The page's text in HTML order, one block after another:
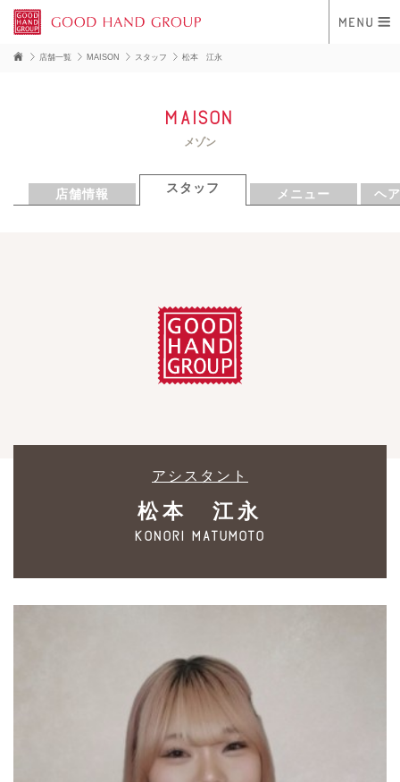
店舗一覧 MAISON スタッフ 松本 江永
Maison
メゾン
店舗情報 スタッフ メニュー ヘ
アシスタント
松本 江永
konori matumoto